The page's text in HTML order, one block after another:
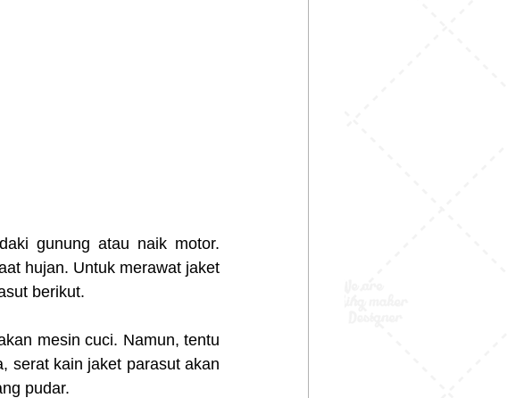
gunung atau naik motor.
hujan. Untuk merawat jaket
berikut.
mesin cuci. Namun, tentu
serat kain jaket parasut akan
pudar.